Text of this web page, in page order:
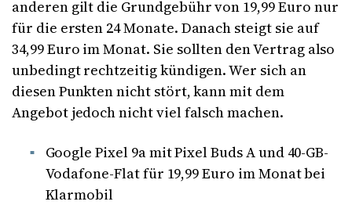
anderen gilt die Grundgebühr von 19,99 Euro nur
für die ersten 24 Monate. Danach steigt sie auf
34,99 Euro im Monat. Sie sollten den Vertrag also
unbedingt rechtzeitig kündigen. Wer sich an
diesen Punkten nicht stört, kann mit dem
Angebot jedoch nicht viel falsch machen.
Google Pixel 9a mit Pixel Buds A und 40-GB-
Vodafone-Flat für 19,99 Euro im Monat bei
Klarmobil